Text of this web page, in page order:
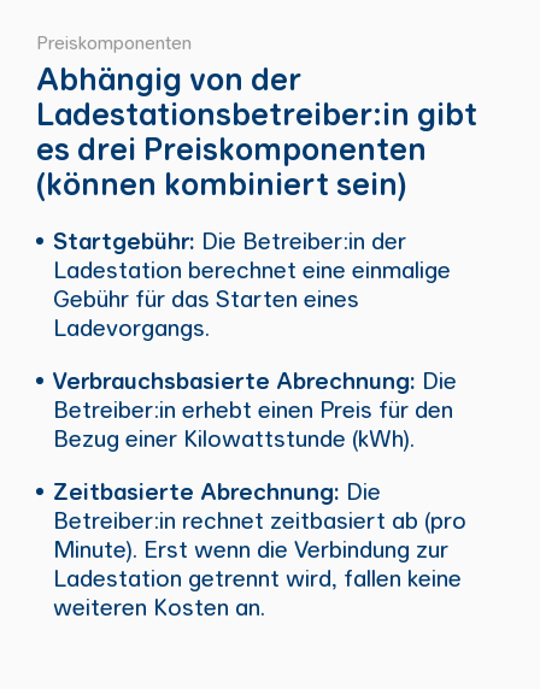
Preiskomponenten
Abhängig von der
Ladestationsbetreiber:in gibt
es drei Preiskomponenten
(können kombiniert sein)
Startgebühr: Die Betreiber:in der
Ladestation berechnet eine einmalige
Gebühr für das Starten eines
Ladevorgangs.
Verbrauchsbasierte Abrechnung: Die
Betreiber:in erhebt einen Preis für den
Bezug einer Kilowattstunde (kWh).
Zeitbasierte Abrechnung: Die
Betreiber:in rechnet zeitbasiert ab (pro
Minute). Erst wenn die Verbindung zur
Ladestation getrennt wird, fallen keine
weiteren Kosten an.